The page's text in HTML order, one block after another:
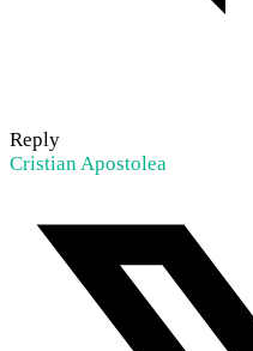
Reply
Cristian Apostolea